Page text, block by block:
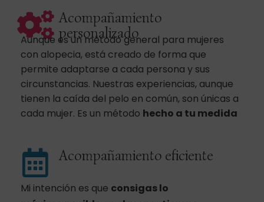
Acompañamiento
personalizado
Aunque es un método general para mujeres
con alopecia, está creado de forma que
permite adaptarse a cada persona y sus
circunstancias. Nuestras experiencias, aunque
tienen la caída del pelo en común, son únicas a
cada mujer. Es un método hecho a tu medida
Acompañamiento eficiente
Mi intención es que consigas lo